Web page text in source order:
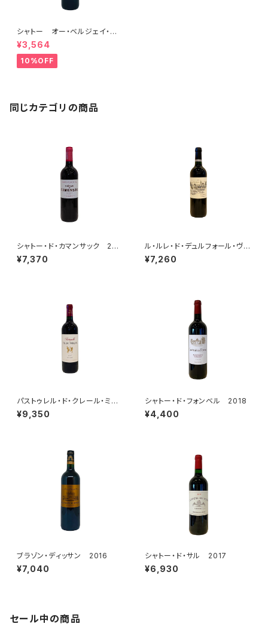
シャトー オー・ベルジェイ・ル
ージュ 2007
¥3,564
10%OFF
同じカテゴリの商品
シャトー・ド・カマンサック 201
5
¥7,370
ル・ルレ・ド・デュルフォール・ヴィ
ヴァン 2015
¥7,260
パストゥレル・ド・クレール・ミロ
ン 2016
¥9,350
シャトー・ド・フォンベル 2018
¥4,400
ブラゾン・ディッサン 2016
¥7,040
シャトー・ド・サル 2017
¥6,930
セール中の商品